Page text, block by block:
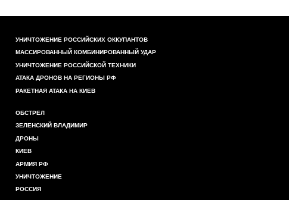
УНИЧТОЖЕНИЕ РОССИЙСКИХ ОККУПАНТОВ
МАССИРОВАННЫЙ КОМБИНИРОВАННЫЙ УДАР
УНИЧТОЖЕНИЕ РОССИЙСКОЙ ТЕХНИКИ
АТАКА ДРОНОВ НА РЕГИОНЫ РФ
РАКЕТНАЯ АТАКА НА КИЕВ
ОБСТРЕЛ
ЗЕЛЕНСКИЙ ВЛАДИМИР
ДРОНЫ
КИЕВ
АРМИЯ РФ
УНИЧТОЖЕНИЕ
РОССИЯ